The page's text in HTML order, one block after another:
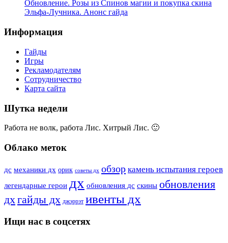
Обновление. Розы из Спинов магии и покупка скина
Эльфа-Лучника. Анонс гайда
Информация
Гайды
Игры
Рекламодателям
Сотрудничество
Карта сайта
Шутка недели
Работа не волк, работа Лис. Хитрый Лис. 🙂
Облако меток
дс механики дх орик советы дх обзор камень испытания героев
легендарные герои дх обновления дс скины обновления
дхгайды дх джэррэт ивенты дх
Ищи нас в соцсетях